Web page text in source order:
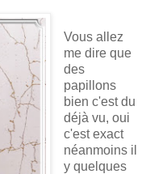
Vous allez
me dire que
des
papillons
bien c'est du
déjà vu, oui
c'est exact
néanmoins il
y quelques